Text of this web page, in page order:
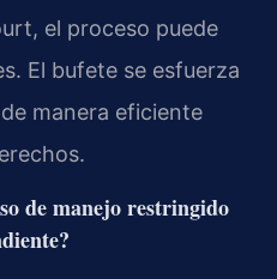
el proceso puede
El bufete se esfuerza
manera eficiente
de manejo restringido